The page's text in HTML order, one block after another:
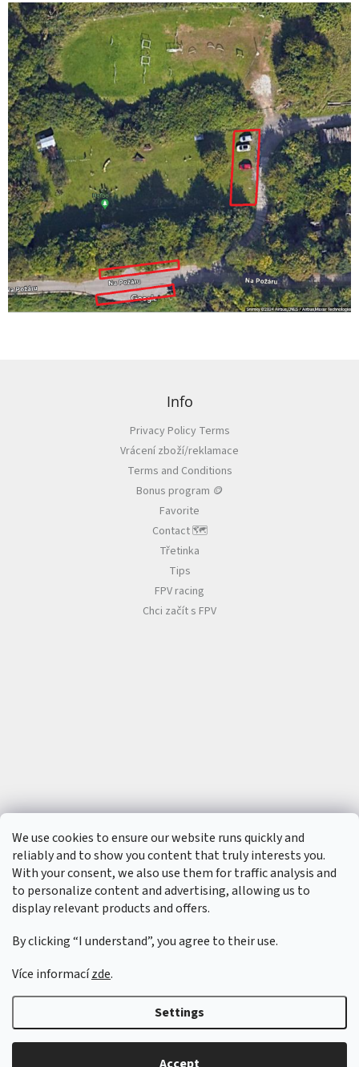
We use cookies to ensure our website runs quickly and
reliably and to show you content that truly interests you.
With your consent, we also use them for traffic analysis and
to personalize content and advertising, allowing us to
display relevant products and offers.
By clicking “I understand”, you agree to their use.
Více informacízde.
Settings
Info
Privacy Policy Terms
Vrácení zboží/reklamace
Terms and Conditions
Bonus program 🪙
Favorite
Contact 🗺️
Třetinka
Tips
FPV racing
Chci začít s FPV
Created by Shoptet
Copyright 20266SFULL - FPV drony a příslušenství. All rights reserved.